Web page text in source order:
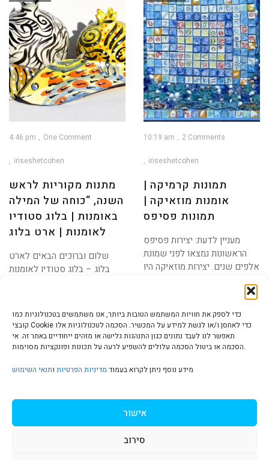
כדי לספק את חוויות המשתמש הטובות ביותר, אנו משתמשים בטכנולוגיות כמו
קובצי Cookie כדי לאחסן ו/או לגשת למידע על המכשיר. הסכמה לטכנולוגיות אלו
תאפשר לנו לעבד נתונים כגון התנהגות גלישה או מזהים ייחודיים באתר זה. אי
הסכמה או ביטול הסכמה עלולים להשפיע לרעה על תכונות ופונקציות מסוימות.
מידע נוסף ניתן לקרוא בעמוד מדיניות הפרטיות ותנאי השימוש
אישור
סירוב
4:46 pm One Comment
iriseshetcohen
מתנות מקוריות לראש
השנה, “כוחה של המילה
באומנות | בלוג סטודיו
לאומנות | ארט בלוג
שלום וברוכים הבאים לארט
בלוג – בלוג סטודיו לאומנות
10:19 am 2 Comments
iriseshetcohen
תמונות קרמיקה |
אומנות מוזאיקה |
תמונות פסיפס
מעניין לדעת: יצירות פסיפס
הראשונות נמצאו לפני שמונת
אלפים שנים. יצירות מוזאיקה היו
הצהרת נגישות | Accessibility